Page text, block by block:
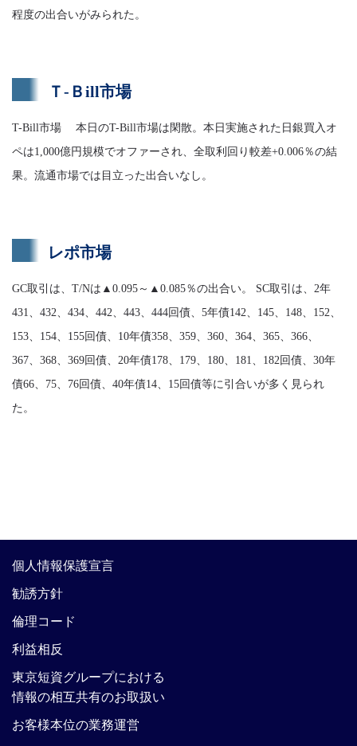
程度の出合いがみられた。
Ｔ-Ｂill市場
T-Bill市場 本日のT-Bill市場は閑散。本日実施された日銀買入オ
ペは1,000億円規模でオファーされ、全取利回り較差+0.006％の結
果。流通市場では目立った出合いなし。
レポ市場
GC取引は、T/Nは▲0.095～▲0.085％の出合い。 SC取引は、2年
431、432、434、442、443、444回債、5年債142、145、148、152、
153、154、155回債、10年債358、359、360、364、365、366、
367、368、369回債、20年債178、179、180、181、182回債、30年
債66、75、76回債、40年債14、15回債等に引合いが多く見られ
た。
個人情報保護宣言
勧誘方針
倫理コード
利益相反
東京短資グループにおける
情報の相互共有のお取扱い
お客様本位の業務運営